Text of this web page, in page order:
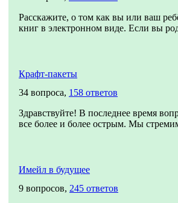
Расскажите, о том как вы или ваш
книг в электронном виде. Если вы
Крафт-пакеты
34 вопроса, 158 ответов
Здравствуйте! В последнее время
все более и более острым. Мы
Имейл в будущее
9 вопросов, 245 ответов